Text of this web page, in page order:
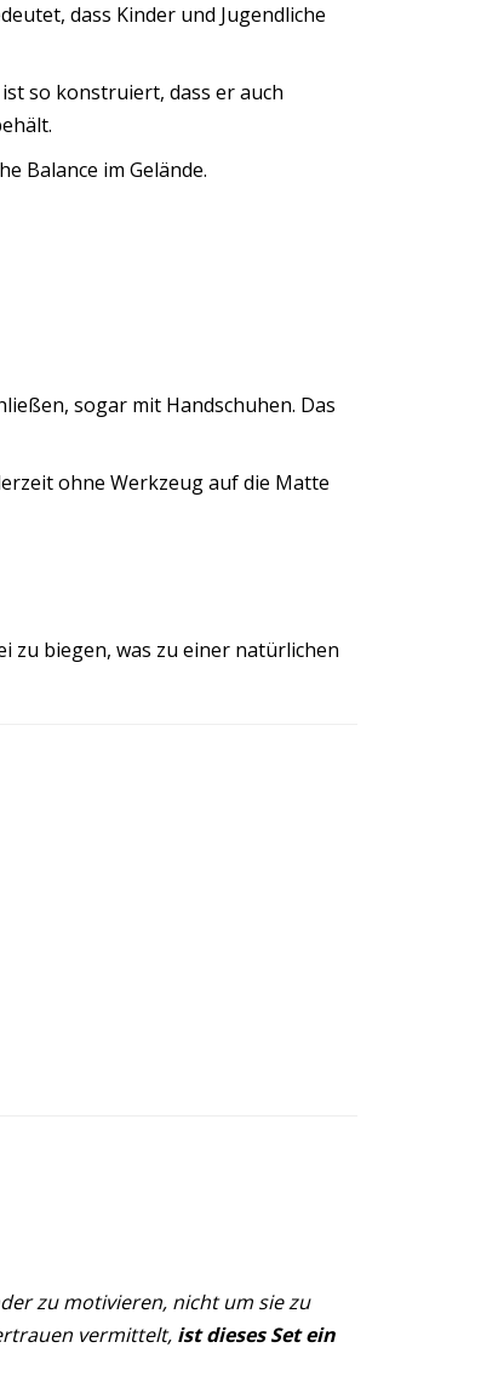
dass Kinder und Jugendliche
so konstruiert, dass er auch
Balance im Gelände.
sogar mit Handschuhen. Das
ohne Werkzeug auf die Matte
zu biegen, was zu einer natürlichen
zu motivieren, nicht um sie zu
vermittelt, ist dieses Set ein